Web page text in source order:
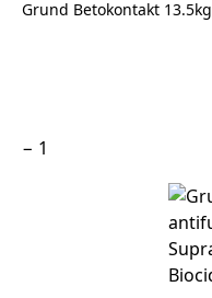
Grund Betokontakt 13.5kg
−